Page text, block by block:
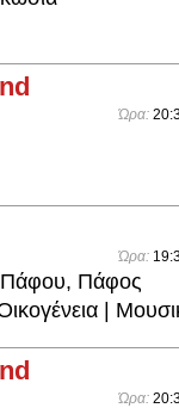
Ώρα:
Ώρα:
Πάφου, Πάφος
|
Ώρα: